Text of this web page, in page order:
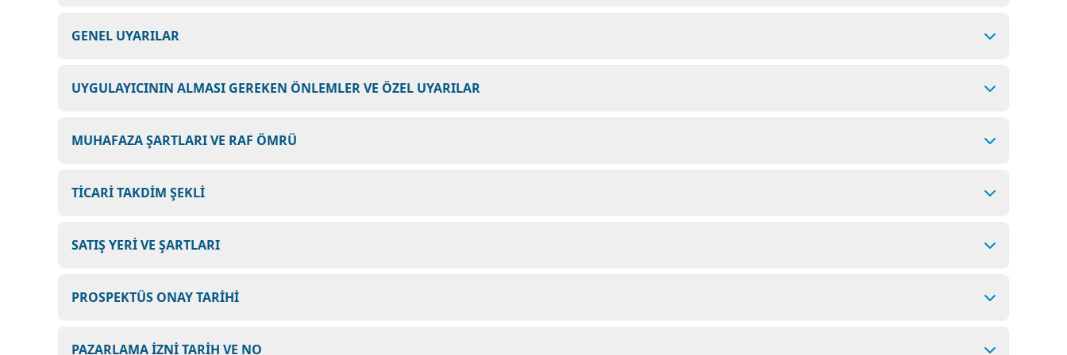
GENEL UYARILAR
UYGULAYICININ ALMASI GEREKEN ÖNLEMLER VE ÖZEL UYARILAR
MUHAFAZA ŞARTLARI VE RAF ÖMRÜ
TİCARİ TAKDİM ŞEKLİ
SATIŞ YERİ VE ŞARTLARI
PROSPEKTÜS ONAY TARİHİ
PAZARLAMA İZNİ TARİH VE NO